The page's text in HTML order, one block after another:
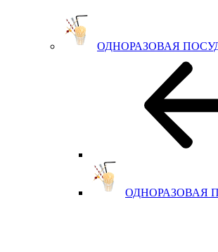
ОДНОРАЗОВАЯ
ОДНОРАЗОВАЯ